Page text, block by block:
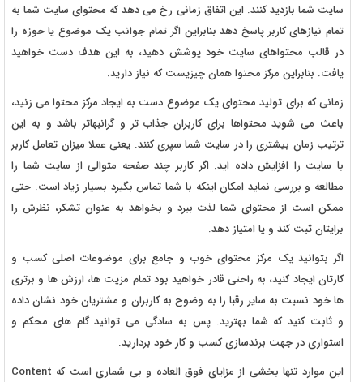
سایت شما بازدید کنند. این اتفاق زمانی رخ می دهد که محتوای سایت شما به
تمام نیازهای کاربر پاسخ دهد بنابراین اگر تمام جوانب یک موضوع یا حوزه را
در قالب محتواهای سایت خود پوشش دهید، به این هدف دست خواهید
یافت. بنابراین مرکز محتوا همان چیزیست که نیاز دارید.
زمانی که برای تولید محتوای یک موضوع دست به ایجاد مرکز محتوا می زنید،
باعث می شوید محتواها برای کاربران جذاب تر و گرانبهاتر باشد و به این
ترتیب زمان بیشتری را در سایت شما سپری کنند. یعنی عملا میزان تعامل کاربر
با سایت را افزایش داده اید. اگر کاربر چند صفحه متوالی از سایت شما را
مطالعه و بررسی نماید امکان اینکه با شما تماس بگیرد بسیار زیاد است. حتی
ممکن است از محتوای شما لذت ببرد و بخواهد به عنوان تشکر، نظرش را
برایتان ثبت کند و یا امتیاز دهد.
اگر بتوانید یک مرکز محتوای خوب و جامع برای موضوعات اصلی کسب و
کارتان ایجاد کنید، به راحتی قادر خواهید بود تمام مزیت ها، ارزش ها و برتری
ها خود نسبت به سایر رقبا را به وضوح به کاربران و مشتریان خود نشان داده
و ثابت کنید که شما بهترید. پس به سادگی می توانید گام های محکم و
استواری در جهت برندسازی کسب و کار خود بردارید.
این موارد تنها بخشی از مزایای فوق العاده و بی شماری است که Content